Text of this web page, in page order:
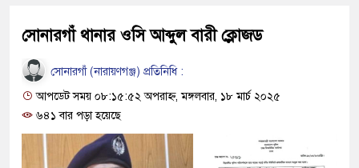
সোনারগাঁ থানার ওসি আব্দুল বারী ক্লোজড
সোনারগাঁ (নারায়ণগঞ্জ) প্রতিনিধি :
আপডেট সময় ০৮:১৫:৫২ অপরাহ্ন, মঙ্গলবার, ১৮ মার্চ ২০২৫
৬৪১ বার পড়া হয়েছে